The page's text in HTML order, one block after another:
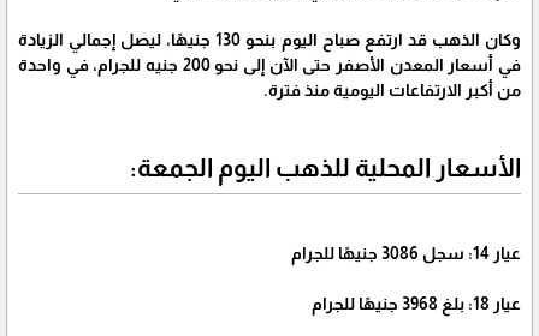
وكان الذهب قد ارتفع صباح اليوم بنحو 130 جنيهًا، ليصل إجمالي الزيادة
في أسعار المعدن الأصفر حتى الآن إلى نحو 200 جنيه للجرام، في واحدة
من أكبر الارتفاعات اليومية منذ فترة.
الأسعار المحلية للذهب اليوم الجمعة:
عيار 14: سجل 3086 جنيهًا للجرام
عيار 18: بلغ 3968 جنيهًا للجرام